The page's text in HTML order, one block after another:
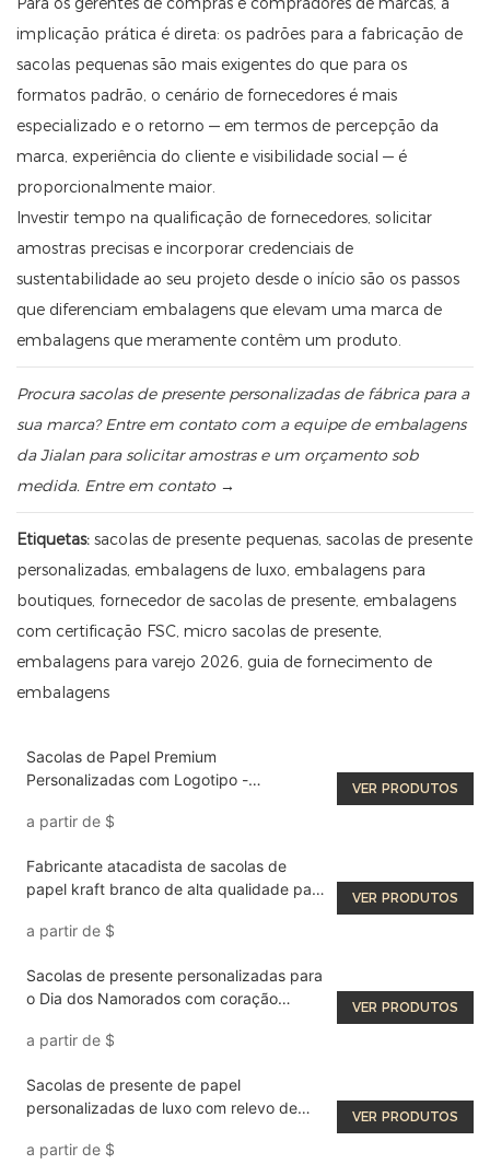
implicação prática é direta: os padrões para a fabricação de
sacolas pequenas são mais exigentes do que para os
formatos padrão, o cenário de fornecedores é mais
especializado e o retorno — em termos de percepção da
marca, experiência do cliente e visibilidade social — é
proporcionalmente maior.
Investir tempo na qualificação de fornecedores, solicitar
amostras precisas e incorporar credenciais de
sustentabilidade ao seu projeto desde o início são os passos
que diferenciam embalagens que elevam uma marca de
embalagens que meramente contêm um produto.
Procura sacolas de presente personalizadas de fábrica para a
sua marca? Entre em contato com a equipe de embalagens
da Jialan para solicitar amostras e um orçamento sob
medida. Entre em contato →
Etiquetas: sacolas de presente pequenas, sacolas de presente
personalizadas, embalagens de luxo, embalagens para
boutiques, fornecedor de sacolas de presente, embalagens
com certificação FSC, micro sacolas de presente,
embalagens para varejo 2026, guia de fornecimento de
embalagens
Sacolas de Papel Premium
Personalizadas com Logotipo -
a partir de $
VER PRODUTOS
Fabricante atacadista de sacolas de
papel kraft branco de alta qualidade para
a partir de $
VER PRODUTOS
Sacolas de presente personalizadas para
o Dia dos Namorados com coração
a partir de $
VER PRODUTOS
Sacolas de presente de papel
personalizadas de luxo com relevo de
a partir de $
VER PRODUTOS